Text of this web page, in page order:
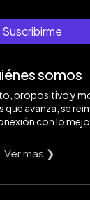
Suscribirme
somos
propositivo y
que avanza, se
con lo
Ver mas ❯